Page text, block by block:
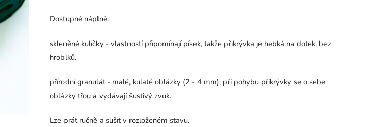
Dostupné náplně:
skleněné kuličky - vlastností připomínají písek, takže přikrývka je hebká na dotek, bez
hroblků.
přírodní granulát - malé, kulaté oblázky (2 - 4 mm), při pohybu přikrývky se o sebe
oblázky třou a vydávají šustivý zvuk.
Lze prát ručně a sušit v rozloženém stavu.